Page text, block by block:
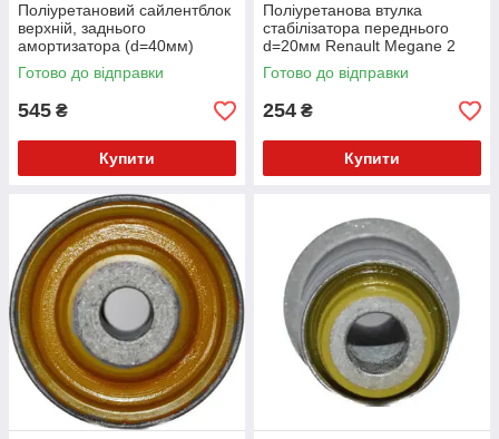
Поліуретановий сайлентблок
верхній, заднього
амортизатора (d=40мм)
Renault Megane 2 gen.
Кабріолет (2003-2009) v17
Готово до відправки
545 ₴
Купити
Поліуретанова втулка
стабілізатора переднього
d=20мм Renault Megane 2
gen. Седан (2003-2009) v17
Готово до відправки
254 ₴
Купити